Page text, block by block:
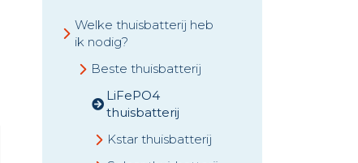
Welke thuisbatterij heb
ik nodig?
Beste thuisbatterij
LiFePO4
thuisbatterij
Kstar thuisbatterij